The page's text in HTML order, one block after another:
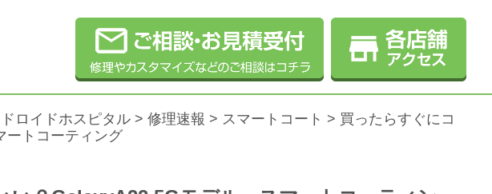
ロイドホスピタル > 修理速報 > スマートコート > 買ったらすぐにコ
トコーティング